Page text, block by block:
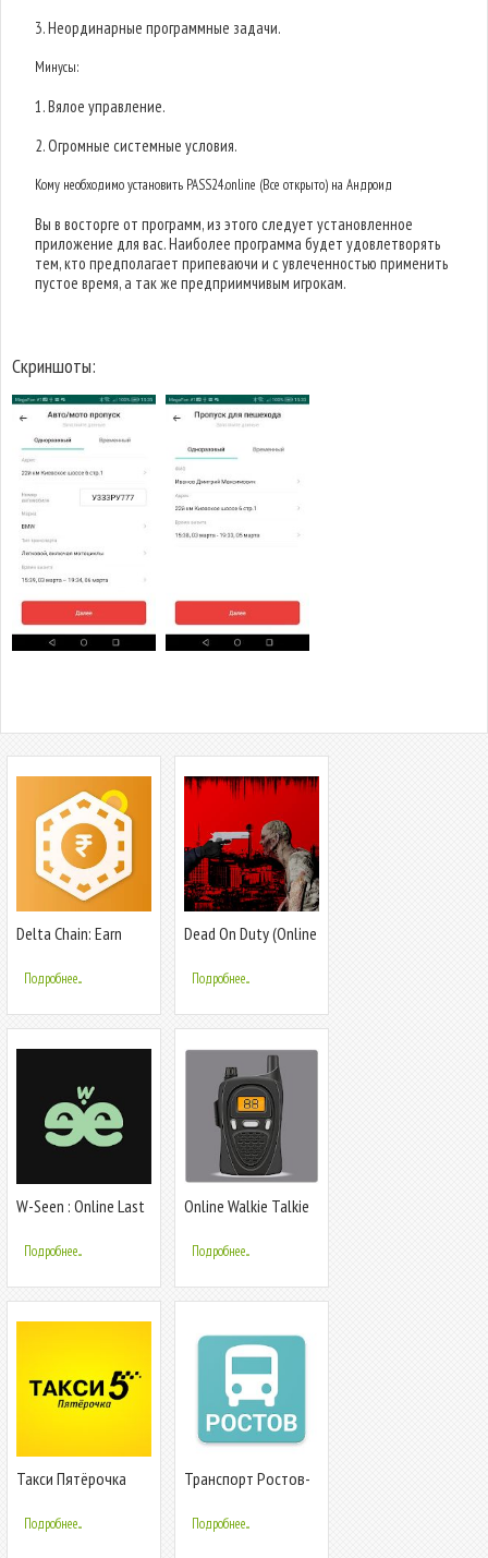
3. Неординарные программные задачи.
Минусы:
1. Вялое управление.
2. Огромные системные условия.
Кому необходимо установить PASS24.online (Все открыто) на Андроид
Вы в восторге от программ, из этого следует установленное
приложение для вас. Наиболее программа будет удовлетворять
тем, кто предполагает припеваючи и с увлеченностью применить
пустое время, а так же предприимчивым игрокам.
Скриншоты:
Delta Chain: Earn
Подробнее...
Dead On Duty (Online
Подробнее...
W-Seen : Online Last
Подробнее...
Online Walkie Talkie
Подробнее...
Такси Пятёрочка
Подробнее...
Транспорт Ростов-
Подробнее...